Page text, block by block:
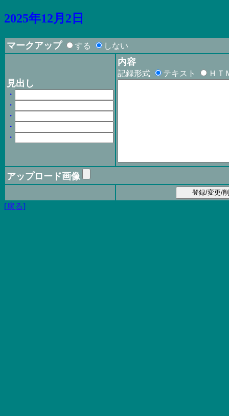
2025年12月2日
マークアップ する しない
見出し
・
・
・
・
・
内容
記録形式 テキスト ＨＴ
アップロード画像
[戻る]